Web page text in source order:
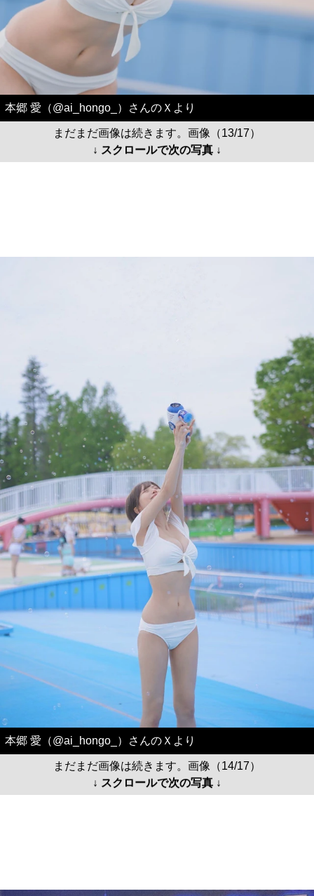
本郷 愛（@ai_hongo_）さんのＸより
まだまだ画像は続きます。画像（13/17）
↓ スクロールで次の写真 ↓
本郷 愛（@ai_hongo_）さんのＸより
まだまだ画像は続きます。画像（14/17）
↓ スクロールで次の写真 ↓